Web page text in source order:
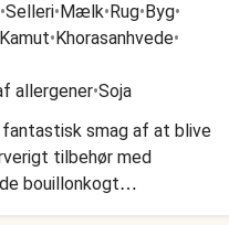
•Selleri•Mælk•Rug•Byg•
Kamut•Khorasanhvede•
allergener•Soja
smag af at blive
tilbehør med
bouillonkogt
peberfrugt, citrusfrugt